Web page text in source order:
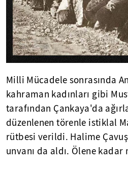
Milli Mücadele sonrasında
kahraman kadınları gibi
tarafından Çankaya'da
düzenlenen törenle istiklal
rütbesi verildi. Halime
unvanı da aldı. Ölene kadar